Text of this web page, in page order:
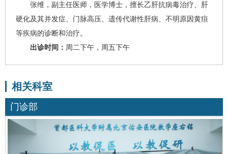
张维 ，副主任医师，医学博士，擅长乙肝抗病毒治疗、
肝
硬化及其并发症、门脉高压、遗传代谢性肝病、不明原因黄疸
等疾病的诊断和治疗。
出诊时间： 周二下午，周五下午
相关科室
门诊部